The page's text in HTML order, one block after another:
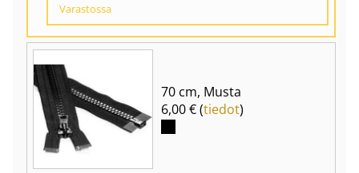
Varastossa
70 cm, Musta
6,00 € (tiedot)